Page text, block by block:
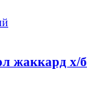
жаккард х/б